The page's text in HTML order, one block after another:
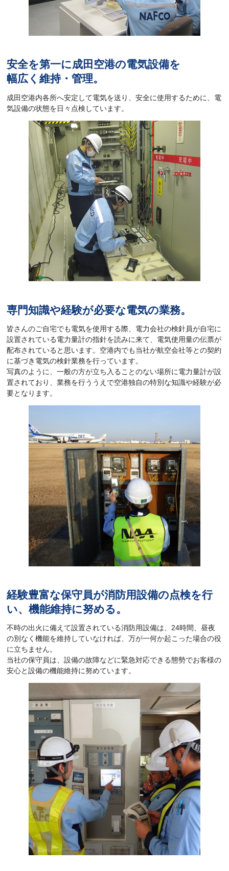
安全を第一に成田空港の電気設備を
幅広く維持・管理。
成田空港内各所へ安定して電気を送り、安全に使用するために、電
気設備の状態を日々点検しています。
専門知識や経験が必要な電気の業務。
皆さんのご自宅でも電気を使用する際、電力会社の検針員が自宅に
設置されている電力量計の指針を読みに来て、電気使用量の伝票が
配布されていると思います。空港内でも当社が航空会社等との契約
に基づき電気の検針業務を行っています。
写真のように、一般の方が立ち入ることのない場所に電力量計が設
置されており、業務を行ううえで空港独自の特別な知識や経験が必
要となります。
経験豊富な保守員が消防用設備の点検を行
い、機能維持に努める。
不時の出火に備えて設置されている消防用設備は、24時間、昼夜
の別なく機能を維持していなければ、万が一何か起こった場合の役
に立ちません。
当社の保守員は、設備の故障などに緊急対応できる態勢でお客様の
安心と設備の機能維持に努めています。